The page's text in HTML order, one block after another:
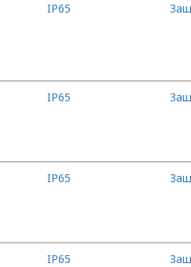
IP65
IP65
IP65
IP65